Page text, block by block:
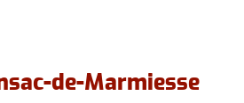
de-Marmiesse